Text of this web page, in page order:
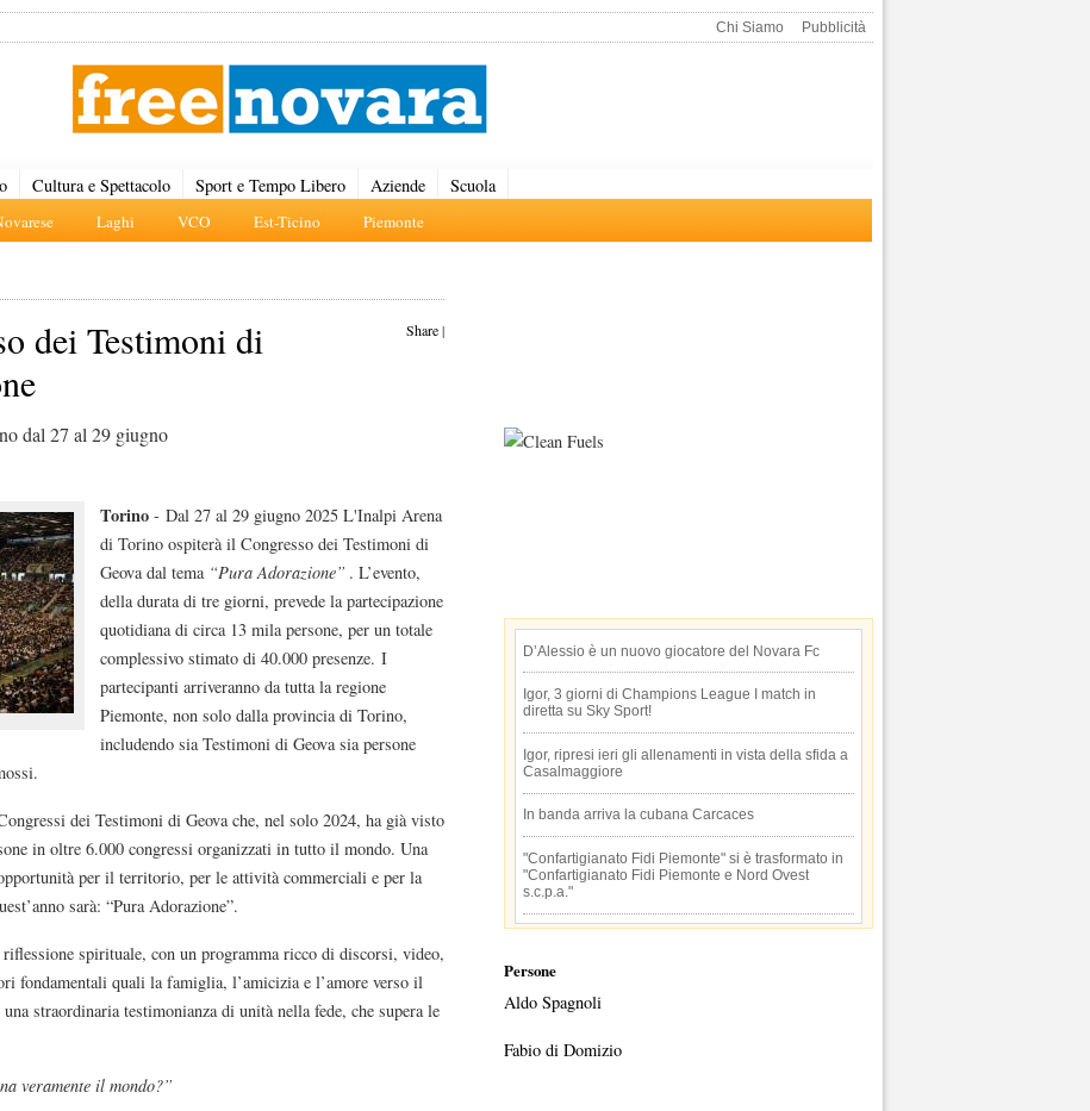
Chi Siamo Pubblicità
Laghi VCO Est-Ticino Piemonte
Cultura e Spettacolo Sport e Tempo Libero Aziende Scuola
Share|
dei Testimoni di
dal 27 al 29 giugno
Torino - Dal 27 al 29 giugno 2025 L'Inalpi Arena
di Torino ospiterà il Congresso dei Testimoni di
Geova dal tema “Pura Adorazione” . L’evento,
della durata di tre giorni, prevede la partecipazione
quotidiana di circa 13 mila persone, per un totale
complessivo stimato di 40.000 presenze. I
partecipanti arriveranno da tutta la regione
Piemonte, non solo dalla provincia di Torino,
includendo sia Testimoni di Geova sia persone
dei Testimoni di Geova che, nel solo 2024, ha già visto
in oltre 6.000 congressi organizzati in tutto il mondo. Una
per il territorio, per le attività commerciali e per la
sarà: “Pura Adorazione”.
spirituale, con un programma ricco di discorsi, video,
fondamentali quali la famiglia, l’amicizia e l’amore verso il
straordinaria testimonianza di unità nella fede, che supera le
veramente il mondo?”
D’Alessio è un nuovo giocatore del Novara Fc
Igor, 3 giorni di Champions League I match in
diretta su Sky Sport!
Igor, ripresi ieri gli allenamenti in vista della sfida a
Casalmaggiore
In banda arriva la cubana Carcaces
"Confartigianato Fidi Piemonte" si è trasformato in
"Confartigianato Fidi Piemonte e Nord Ovest
s.c.p.a."
Persone
Aldo Spagnoli
Fabio di Domizio